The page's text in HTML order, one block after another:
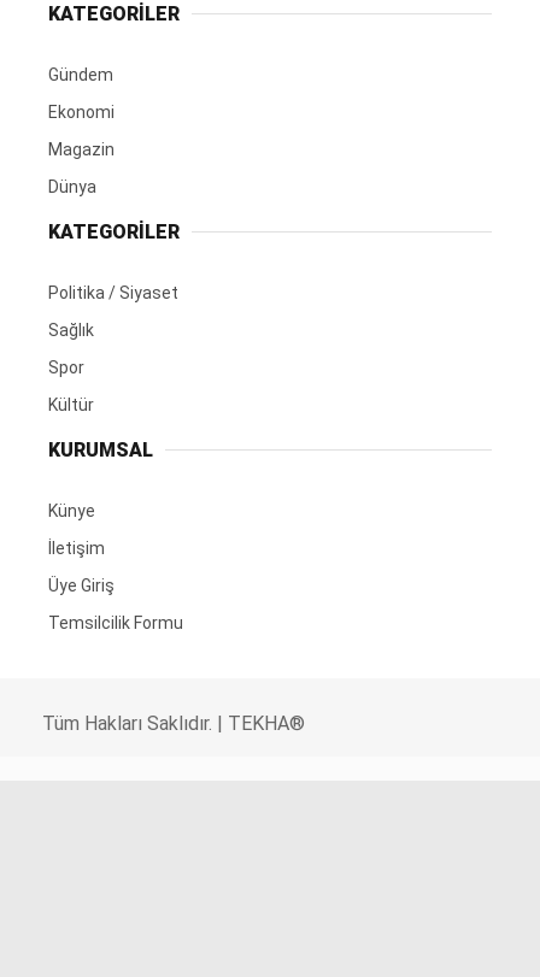
KATEGORİLER
Gündem
Ekonomi
Magazin
Dünya
KATEGORİLER
Politika / Siyaset
Sağlık
Spor
Kültür
KURUMSAL
Künye
İletişim
Üye Giriş
Temsilcilik Formu
Tüm Hakları Saklıdır. | TEKHA®